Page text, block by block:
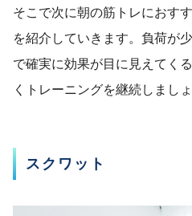
そこで次に朝の筋トレにおす
を紹介していきます。負荷が
で確実に効果が目に見えてく
くトレーニングを継続しましょ
スクワット